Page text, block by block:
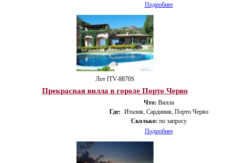
Подробнее
Лот ITV-8870S
Прекрасная вилла в городе Порто Черво
Что: Вилла
Где: Италия, Сардиния, Порто Черво
Сколько: по запросу
Подробнее